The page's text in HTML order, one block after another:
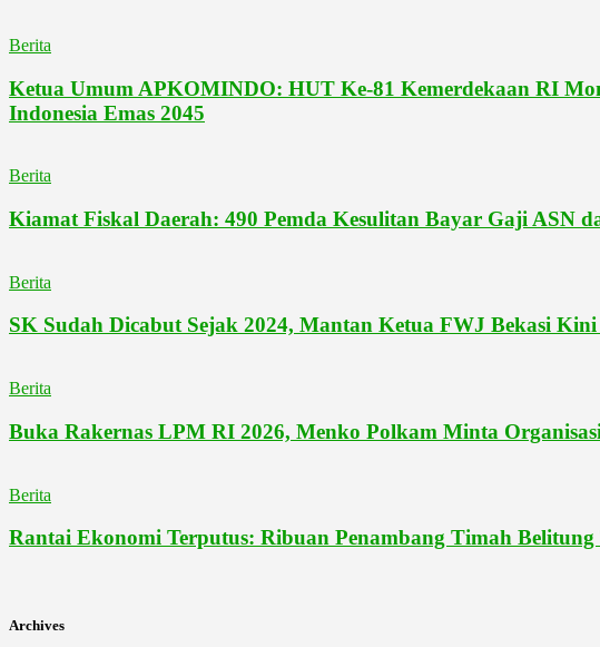
Berita
Ketua Umum APKOMINDO: HUT Ke-81 Kemerdekaan RI
Indonesia Emas 2045
Berita
Kiamat Fiskal Daerah: 490 Pemda Kesulitan Bayar Gaji ASN
Berita
SK Sudah Dicabut Sejak 2024, Mantan Ketua FWJ Bekasi
Berita
Buka Rakernas LPM RI 2026, Menko Polkam Minta
Berita
Rantai Ekonomi Terputus: Ribuan Penambang Timah
Archives